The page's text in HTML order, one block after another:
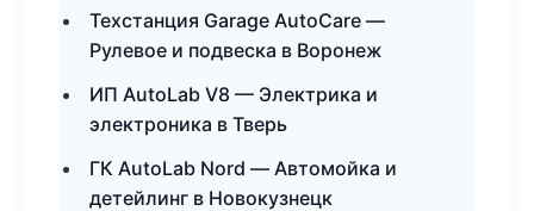
Техстанция Garage AutoCare —
Рулевое и подвеска в Воронеж
ИП AutoLab V8 — Электрика и
электроника в Тверь
ГК AutoLab Nord — Автомойка и
детейлинг в Новокузнецк